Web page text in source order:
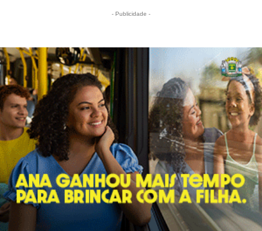
- Publicidade -